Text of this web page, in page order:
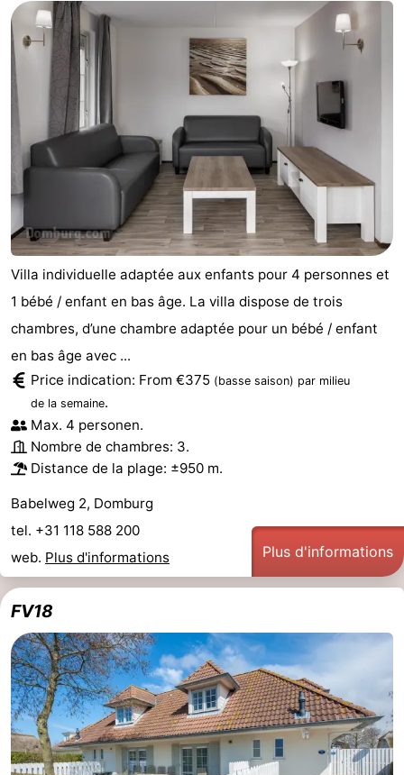
Villa individuelle adaptée aux enfants pour 4 personnes et
1 bébé / enfant en bas âge. La villa dispose de trois
chambres, d’une chambre adaptée pour un bébé / enfant
en bas âge avec ...
Price indication: From €375 (basse saison) par milieu
de la semaine.
Max. 4 personen.
Nombre de chambres: 3.
Distance de la plage: ±950 m.
Babelweg 2, Domburg
tel. +31 118 588 200
web. Plus d'informations Plus d'informations
FV18